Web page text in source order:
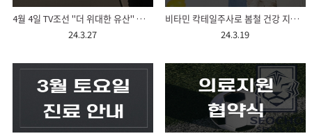
4월 4일 TV조선 "더 위대한 유산" 내과센터 유병관원장 방송안내
24.3.27
비타민 칵테일주사로 봄철 건강 지키세요!
24.3.19